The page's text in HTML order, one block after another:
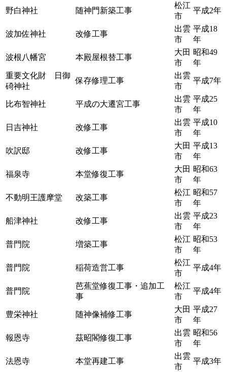
野白神社 随神門新築工事
松江
市
平成2年
波加佐神社 改修工事
出雲
市
平成18
年
波根八幡宮 本殿屋根替工事
大田
市
昭和49
年
重要文化財 日御
碕神社
保存修理工事
出雲
市
平成7年
比布智神社 平成の大遷宮工事
出雲
市
平成25
年
日吉神社 改修工事
出雲
市
平成10
年
吹訳邸 改修工事
大田
市
平成13
年
福泉寺 本堂修復工事
大田
市
昭和63
年
不動明王護摩堂 改築工事
松江
市
昭和57
年
船津神社 改修工事
出雲
市
平成23
年
普門院 増築工事
松江
市
昭和53
年
普門院 稲荷造営工事
松江
市
平成4年
普門院
芭蕉堂修復工事・追加工
事
松江
市
平成4年
豊栄神社 随神像補修工事
大田
市
平成27
年
報恩寺 茲昭閣修復工事
出雲
市
昭和56
年
法恩寺 本堂再建工事
出雲
市
平成3年